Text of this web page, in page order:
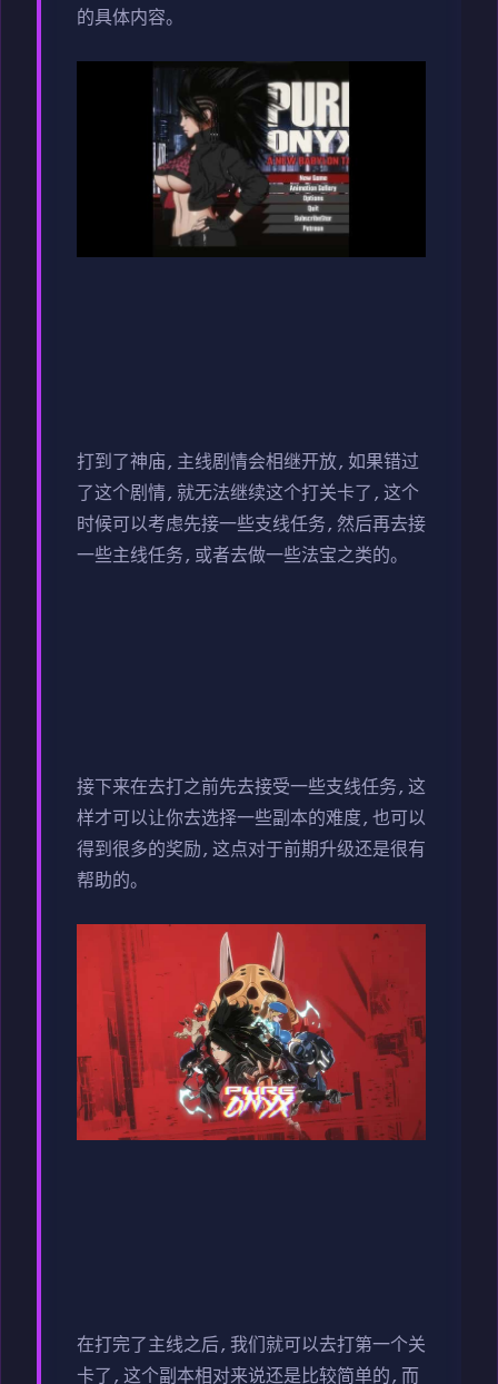
的具体内容。
打到了神庙,主线剧情会相继开放,如果错过
了这个剧情,就无法继续这个打关卡了,这个
时候可以考虑先接一些支线任务,然后再去接
一些主线任务,或者去做一些法宝之类的。
接下来在去打之前先去接受一些支线任务,这
样才可以让你去选择一些副本的难度,也可以
得到很多的奖励,这点对于前期升级还是很有
帮助的。
在打完了主线之后,我们就可以去打第一个关
卡了,这个副本相对来说还是比较简单的,而